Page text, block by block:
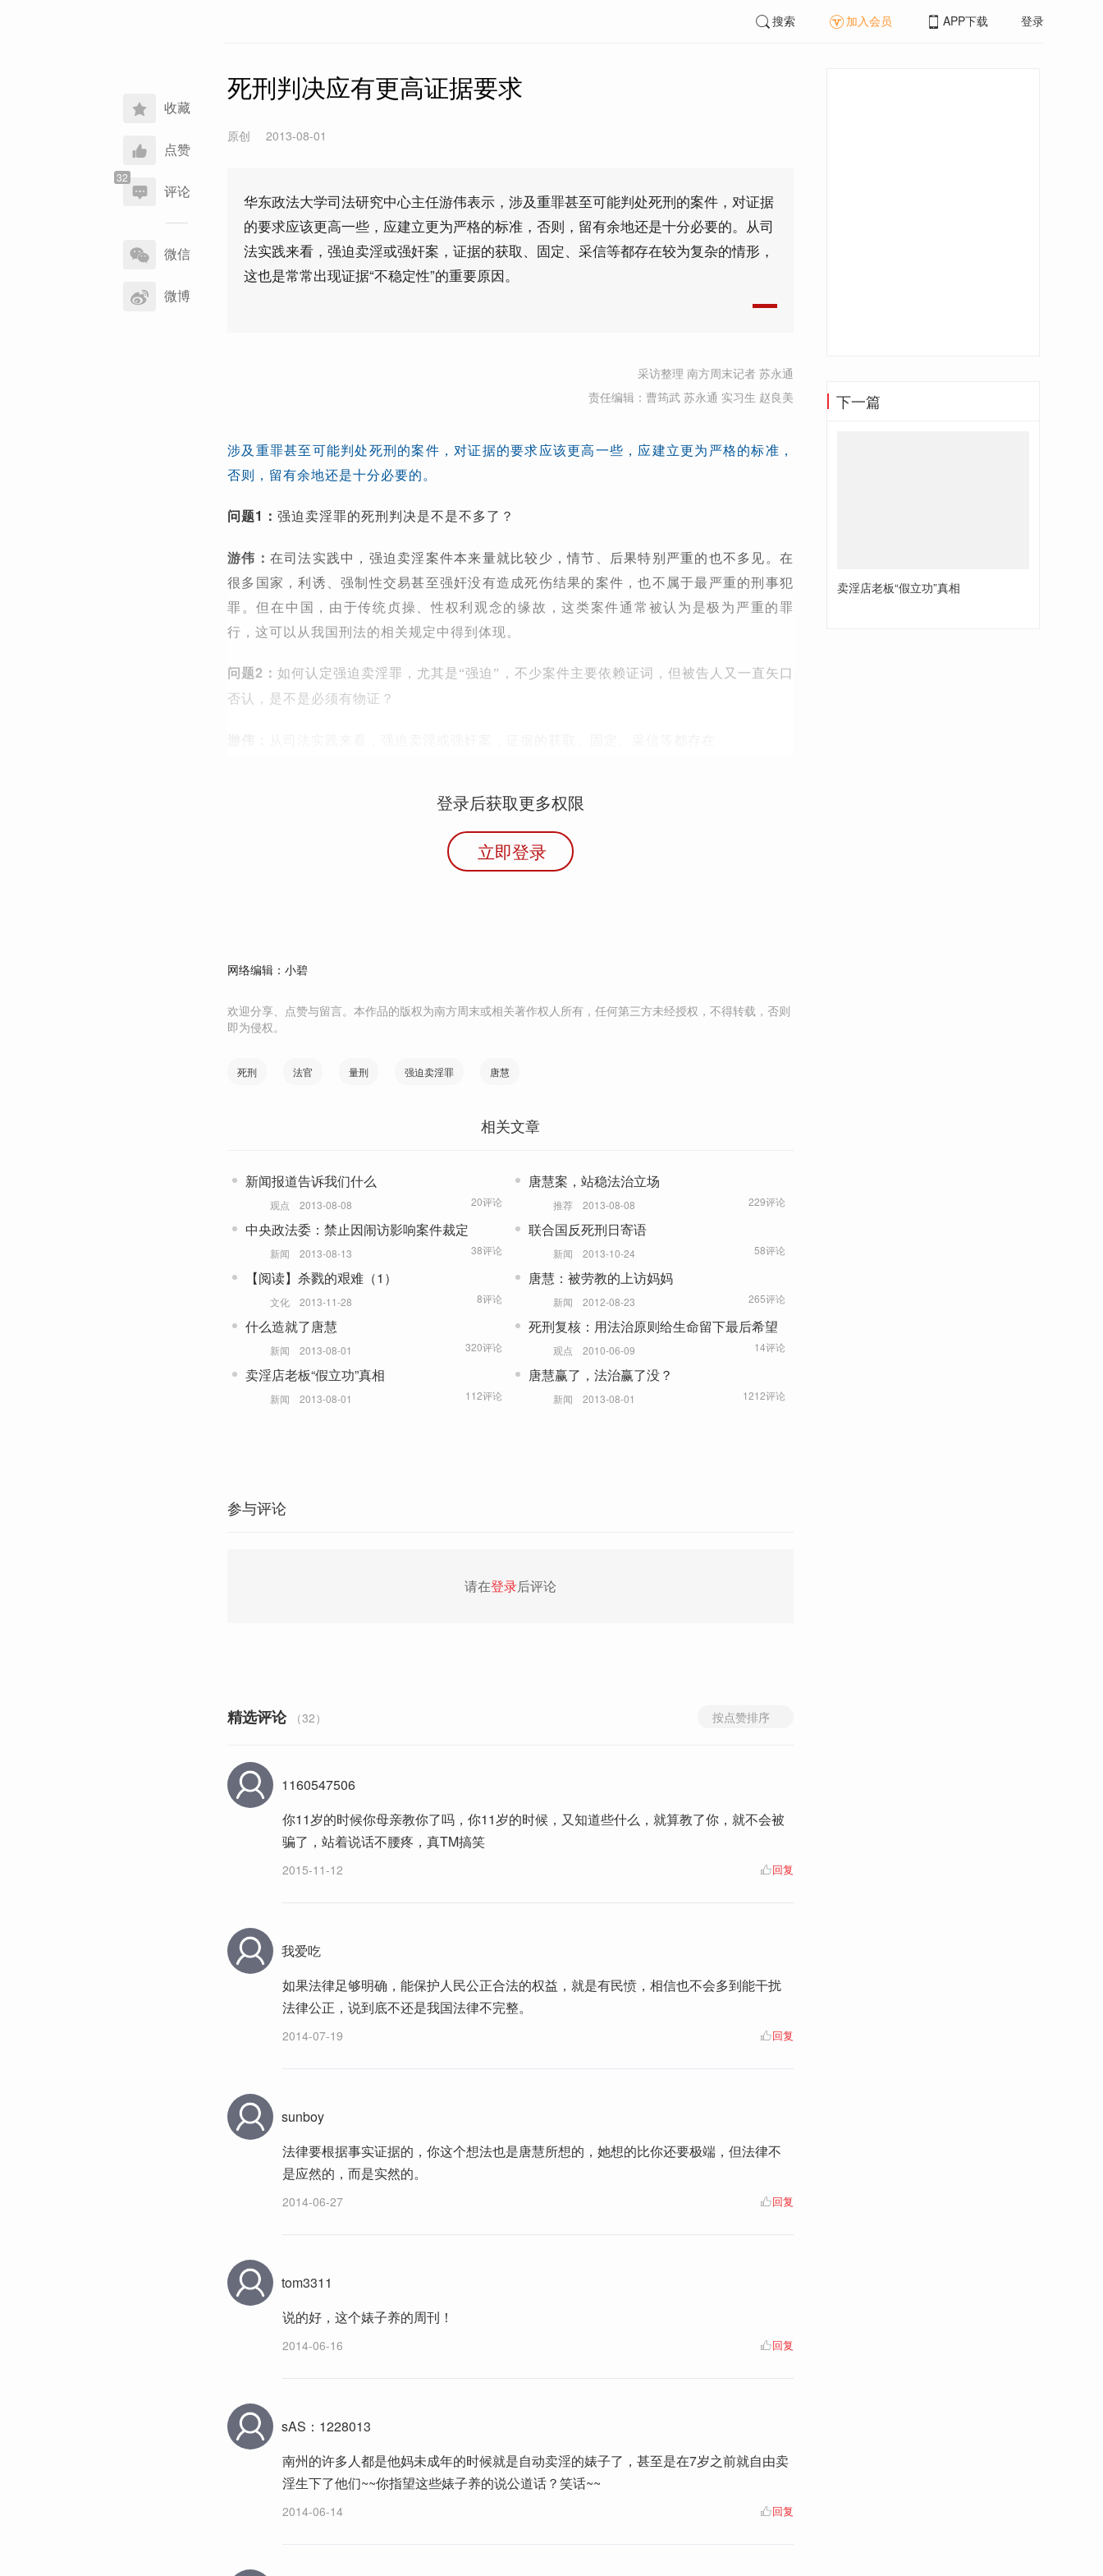
收藏
点赞
评论
享
到
微信
微博
搜索 加入会员 APP下载 登录
死刑判决应有更高证据要求
原创 2013-08-01
华东政法大学司法研究中心主任游伟表示，涉及重罪甚至可能判处死刑的案件，对证据
的要求应该更高一些，应建立更为严格的标准，否则，留有余地还是十分必要的。从司
法实践来看，强迫卖淫或强奸案，证据的获取、固定、采信等都存在较为复杂的情形，
这也是常常出现证据“不稳定性”的重要原因。
采访整理 南方周末记者 苏永通
责任编辑：曹筠武 苏永通 实习生 赵良美
涉及重罪甚至可能判处死刑的案件，对证据的要求应该更高一些，应建立更为严格的标准，
否则，留有余地还是十分必要的。
问题1： 强迫卖淫罪的死刑判决是不是不多了？
游伟： 在司法实践中，强迫卖淫案件本来量就比较少，情节、后果特别严重的也不多见。在
很多国家，利诱、强制性交易甚至强奸没有造成死伤结果的案件，也不属于最严重的刑事犯
罪。但在中国，由于传统贞操、性权利观念的缘故，这类案件通常被认为是极为严重的罪
行，这可以从我国刑法的相关规定中得到体现。
问题2：如何认定强迫卖淫罪，尤其是“强迫”，不少案件主要依赖证词，但被告人又一直矢口
否认，是不是必须有物证？
登录后获取更多权限
立即登录
网络编辑：小碧
欢迎分享、点赞与留言。本作品的版权为南方周末或相关著作权人所有，任何第三方未经授权，不得转载，否则
即为侵权。
死刑 法官 量刑 强迫卖淫罪 唐慧
相关文章
新闻报道告诉我们什么
观点 2013-08-08 20评论
唐慧案，站稳法治立场
推荐 2013-08-08 229评论
中央政法委：禁止因闹访影响案件裁定
新闻 2013-08-13 38评论
联合国反死刑日寄语
新闻 2013-10-24 58评论
【阅读】杀戮的艰难（1）
文化 2013-11-28 8评论
唐慧：被劳教的上访妈妈
新闻 2012-08-23 265评论
什么造就了唐慧
新闻 2013-08-01 320评论
死刑复核：用法治原则给生命留下最后希望
观点 2010-06-09 14评论
卖淫店老板“假立功”真相
新闻 2013-08-01 112评论
唐慧赢了，法治赢了没？
新闻 2013-08-01 1212评论
参与评论
请在登录后评论
精选评论 （32） 按点赞排序
1160547506
你11岁的时候你母亲教你了吗，你11岁的时候，又知道些什么，就算教了你，就不会被
骗了，站着说话不腰疼，真TM搞笑
2015-11-12 回复
我爱吃
如果法律足够明确，能保护人民公正合法的权益，就是有民愤，相信也不会多到能干扰
法律公正，说到底不还是我国法律不完整。
2014-07-19 回复
sunboy
法律要根据事实证据的，你这个想法也是唐慧所想的，她想的比你还要极端，但法律不
是应然的，而是实然的。
2014-06-27 回复
tom3311
说的好，这个婊子养的周刊！
2014-06-16 回复
sAS：1228013
南州的许多人都是他妈未成年的时候就是自动卖淫的婊子了，甚至是在7岁之前就自由卖
淫生下了他们~~你指望这些婊子养的说公道话？笑话~~
2014-06-14 回复
下一篇
卖淫店老板“假立功”真相